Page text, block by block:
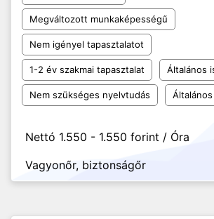
Megváltozott munkaképességű
Nem igényel tapasztalatot
1-2 év szakmai tapasztalat Általános
Nem szükséges nyelvtudás Általános
Nettó 1.550 - 1.550 forint / Óra
Vagyonőr, biztonságőr